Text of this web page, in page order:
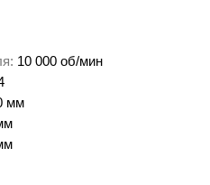
10 000 об/мин
мм